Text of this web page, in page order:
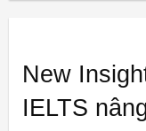
New
IELTS